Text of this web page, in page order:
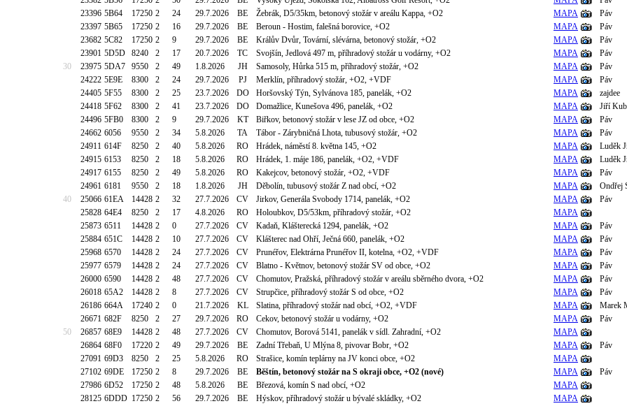
23396 5B64 17250 2 24 29.7.2026 BE Žebrák, D5/35km, betonový stožár v areálu Kappa, +O2 MAPA
Páv
23397 5B65 17250 2 16 29.7.2026 BE Beroun - Hostim, falešná borovice, +O2 MAPA
Páv
23682 5C82 17250 2 9 29.7.2026 BE Králův Dvůr, Tovární, slévárna, betonový stožár, +O2 MAPA
Páv
23901 5D5D 8240 2 17 20.7.2026 TC Svojšín, Jedlová 497 m, příhradový stožár u vodárny, +O2 MAPA
Páv
30
23975 5DA7 9550 2 49 1.8.2026 JH Samosoly, Hůrka 515 m, příhradový stožár, +O2 MAPA
Páv
24222 5E9E 8300 2 24 29.7.2026 PJ Merklín, příhradový stožár, +O2, +VDF MAPA
Páv
24405 5F55 8300 2 25 23.7.2026 DO Horšovský Týn, Sylvánova 185, panelák, +O2 MAPA
zajdee
24418 5F62 8300 2 41 23.7.2026 DO Domažlice, Kunešova 496, panelák, +O2 MAPA
Jiří
24496 5FB0 8300 2 9 29.7.2026 KT Biřkov, betonový stožár v lese JZ od obce, +O2 MAPA
Páv
24662 6056 9550 2 34 5.8.2026 TA Tábor - Zárybničná Lhota, tubusový stožár, +O2 MAPA
Páv
24911 614F 8250 2 40 5.8.2026 RO Hrádek, náměstí 8. května 145, +O2 MAPA
Luděk
24915 6153 8250 2 18 5.8.2026 RO Hrádek, 1. máje 186, panelák, +O2, +VDF MAPA
Luděk
24917 6155 8250 2 49 5.8.2026 RO Kakejcov, betonový stožár, +O2, +VDF MAPA
Páv
24961 6181 9550 2 18 1.8.2026 JH Děbolín, tubusový stožár Z nad obcí, +O2 MAPA
Ondřej
40
25066 61EA 14428 2 32 27.7.2026 CV Jirkov, Generála Svobody 1714, panelák, +O2 MAPA
Páv
25828 64E4 8250 2 17 4.8.2026 RO Holoubkov, D5/53km, příhradový stožár, +O2
MAPA
25873 6511 14428 2 0 27.7.2026 CV Kadaň, Klášterecká 1294, panelák, +O2 MAPA
Páv
25884 651C 14428 2 10 27.7.2026 CV Klášterec nad Ohří, Ječná 660, panelák, +O2 MAPA
Páv
25968 6570 14428 2 24 27.7.2026 CV Prunéřov, Elektrárna Prunéřov II, kotelna, +O2, +VDF MAPA
Páv
25977 6579 14428 2 24 27.7.2026 CV Blatno - Květnov, betonový stožár SV od obce, +O2 MAPA
Páv
26000 6590 14428 2 48 27.7.2026 CV Chomutov, Pražská, příhradový stožár v areálu sběrného dvora, +O2 MAPA
Páv
26018 65A2 14428 2 8 27.7.2026 CV Strupčice, příhradový stožár S od obce, +O2 MAPA
Páv
26186 664A 17240 2 0 21.7.2026 KL Slatina, příhradový stožár nad obcí, +O2, +VDF MAPA
Marek
26671 682F 8250 2 27 29.7.2026 RO Cekov, betonový stožár u vodárny, +O2 MAPA
Páv
50
26857 68E9 14428 2 48 27.7.2026 CV Chomutov, Borová 5141, panelák v sídl. Zahradní, +O2
MAPA
26864 68F0 17220 2 49 29.7.2026 BE Zadní Třebaň, U Mlýna 8, pivovar Bobr, +O2 MAPA
Páv
27091 69D3 8250 2 25 5.8.2026 RO Strašice, komín teplárny na JV konci obce, +O2
MAPA
27102 69DE 17250 2 8 29.7.2026 BE Běštín, betonový stožár na S okraji obce, +O2 (nové) MAPA
Páv
27986 6D52 17250 2 48 5.8.2026 BE Březová, komín S nad obcí, +O2
MAPA
28125 6DDD 17250 2 56 29.7.2026 BE Hýskov, příhradový stožár u bývalé skládky, +O2
MAPA